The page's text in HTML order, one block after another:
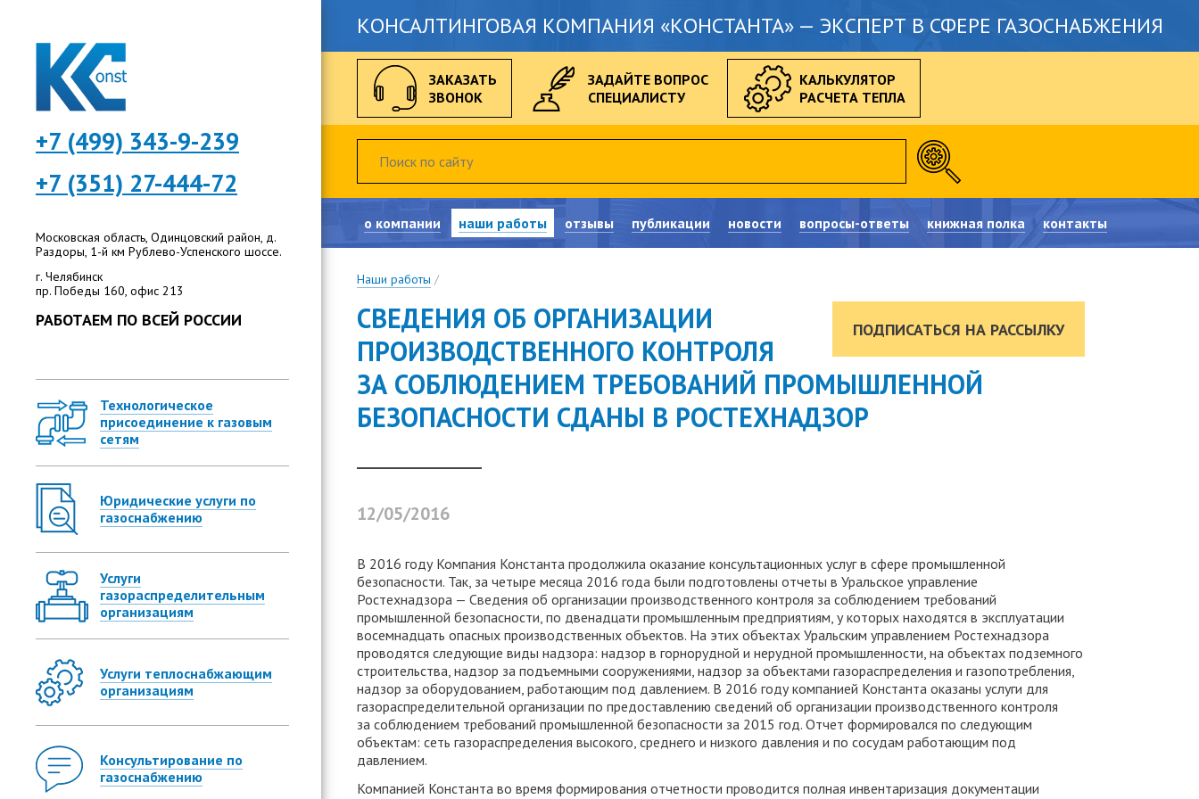
+7 (499) 343-9-239
+7 (351) 27-444-72
Московская область, Одинцовский район, д.
Раздоры, 1-й км Рублево-Успенского шоссе.
г. Челябинск
пр. Победы 160, офис 213
РАБОТАЕМ ПО ВСЕЙ РОССИИ
Технологическое
присоединение к газовым
сетям
Консультация по присоединению к газовым
сетям
сетям
подключение к газовым сетям
Разделение (УСТУПКА) технологической
мощности ("переуступка лимитов")
Экспертный анализ расчета платы за
технологическое присоединения к газовым
сетям
Юридическая помощь в спорных ситуациях по
подключению к газовым сетям
Анализ условий договора о подключении
(технологическом присоединении)
Юридические услуги по
газоснабжению
сфере газоснабжения
Услуги
газораспределительным
организациям
Консультирование ГРО
Тарифообразование для ГРО
Реестр субъектов естественных монополий
Шаблоны договоров, положений, документов для
ГРО
Баланс газа в газораспределительных сетях
Расчет и утверждение тарифов на тепловую
энергию
Услуги теплоснабжающим
организациям
Подготовка экспертного заключения по вопросу
определения экономически обоснованного
размера нерегулируемого тарифа на тепловую
энергию (расчёт нерегулируемых тарифов на
тепловую энергию)
Расчет и сопровождение утверждения
регулируемых тарифов на тепловую энергию
Консультирование по
газоснабжению
Устные консультации по газоснабжению
Письменные консультации по газоснабжению
КОНСАЛТИНГОВАЯ КОМПАНИЯ «КОНСТАНТА» — ЭКСПЕРТ В СФЕРЕ ГАЗОСНАБЖЕНИЯ
ЗАКАЗАТЬ
ЗВОНОК
ЗАДАЙТЕ ВОПРОС
СПЕЦИАЛИСТУ
КАЛЬКУЛЯТОР
РАСЧЕТА ТЕПЛА
о компании наши работы отзывы публикации новости вопросы-ответы книжная полка контакты
Наши работы /
ПОДПИСАТЬСЯ НА РАССЫЛКУ
СВЕДЕНИЯ ОБ ОРГАНИЗАЦИИ
ПРОИЗВОДСТВЕННОГО КОНТРОЛЯ
ЗА СОБЛЮДЕНИЕМ ТРЕБОВАНИЙ ПРОМЫШЛЕННОЙ
БЕЗОПАСНОСТИ СДАНЫ В РОСТЕХНАДЗОР
12/05/2016
В 2016 году Компания Константа продолжила оказание консультационных услуг в сфере промышленной
безопасности. Так, за четыре месяца 2016 года были подготовлены отчеты в Уральское управление
Ростехнадзора — Сведения об организации производственного контроля за соблюдением требований
промышленной безопасности, по двенадцати промышленным предприятиям, у которых находятся в эксплуатации
восемнадцать опасных производственных объектов. На этих объектах Уральским управлением Ростехнадзора
проводятся следующие виды надзора: надзор в горнорудной и нерудной промышленности, на объектах подземного
строительства, надзор за подъемными сооружениями, надзор за объектами газораспределения и газопотребления,
надзор за оборудованием, работающим под давлением. В 2016 году компанией Константа оказаны услуги для
газораспределительной организации по предоставлению сведений об организации производственного контроля
за соблюдением требований промышленной безопасности за 2015 год. Отчет формировался по следующим
объектам: сеть газораспределения высокого, среднего и низкого давления и по сосудам работающим под
давлением.
Компанией Константа во время формирования отчетности проводится полная инвентаризация документации